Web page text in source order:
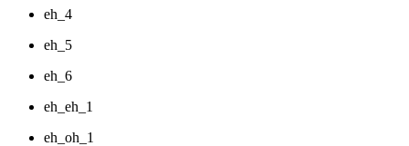
eh_4
eh_5
eh_6
eh_eh_1
eh_oh_1